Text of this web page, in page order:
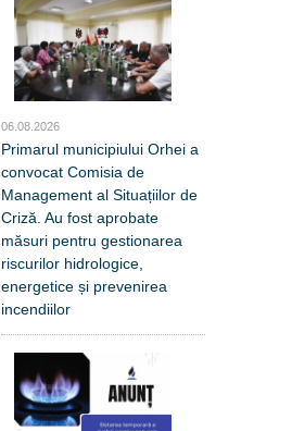
06.08.2026
Primarul municipiului Orhei a
convocat Comisia de
Management al Situațiilor de
Criză. Au fost aprobate
măsuri pentru gestionarea
riscurilor hidrologice,
energetice și prevenirea
incendiilor